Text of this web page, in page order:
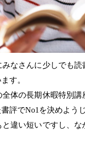
なさんに少しでも読
す。
体の長期休暇特別
評でNo1を決めよう
違い短いですし、